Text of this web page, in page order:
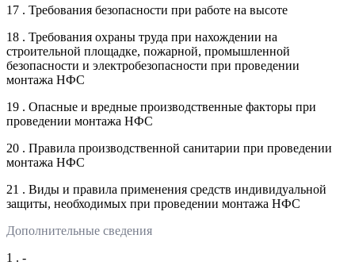
17 . Требования безопасности при работе на высоте
18 . Требования охраны труда при нахождении на
строительной площадке, пожарной, промышленной
безопасности и электробезопасности при проведении
монтажа НФС
19 . Опасные и вредные производственные факторы при
проведении монтажа НФС
20 . Правила производственной санитарии при проведении
монтажа НФС
21 . Виды и правила применения средств индивидуальной
защиты, необходимых при проведении монтажа НФС
Дополнительные сведения
1 . -